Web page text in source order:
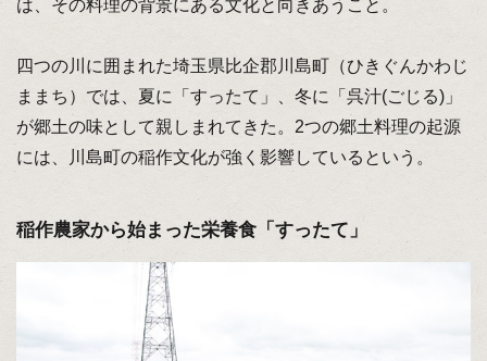
は、その料理の背景にある文化と向きあうこと。
四つの川に囲まれた埼玉県比企郡川島町（ひきぐんかわじ
ままち）では、夏に「すったて」、冬に「呉汁(ごじる)」
が郷土の味として親しまれてきた。2つの郷土料理の起源
には、川島町の稲作文化が強く影響しているという。
稲作農家から始まった栄養食「すったて」